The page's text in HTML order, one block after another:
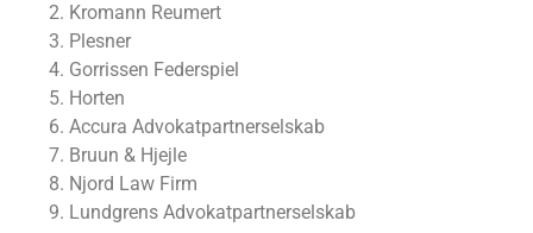
Kromann Reumert
Plesner
Gorrissen Federspiel
Horten
Accura Advokatpartnerselskab
Bruun & Hjejle
Njord Law Firm
Lundgrens Advokatpartnerselskab